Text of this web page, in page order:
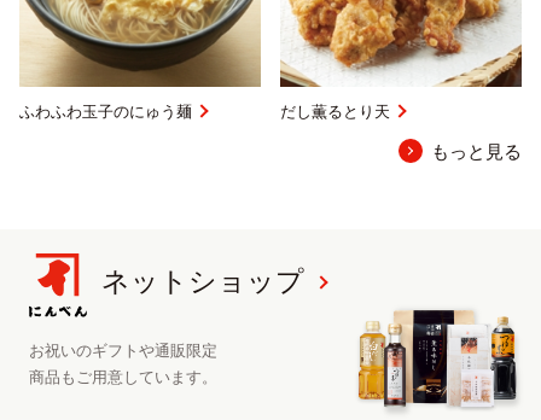
ふわふわ玉子のにゅう麺 だし薫るとり天
もっと見る
ネットショップ
お祝いのギフトや通販限定
商品も ご用意しています。